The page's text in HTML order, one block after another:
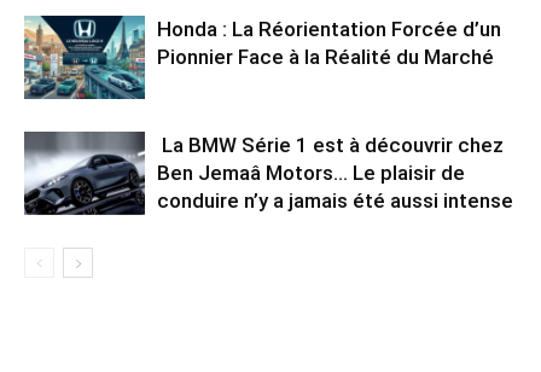
Honda : La Réorientation Forcée d’un
Pionnier Face à la Réalité du Marché
La BMW Série 1 est à découvrir chez
Ben Jemaâ Motors… Le plaisir de
conduire n’y a jamais été aussi intense